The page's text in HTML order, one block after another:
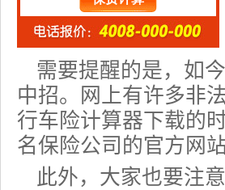
需要提醒的是，如
中招。网上有许多非
行车险计算器下载的
名保险公司的官方网
此外，大家也要注